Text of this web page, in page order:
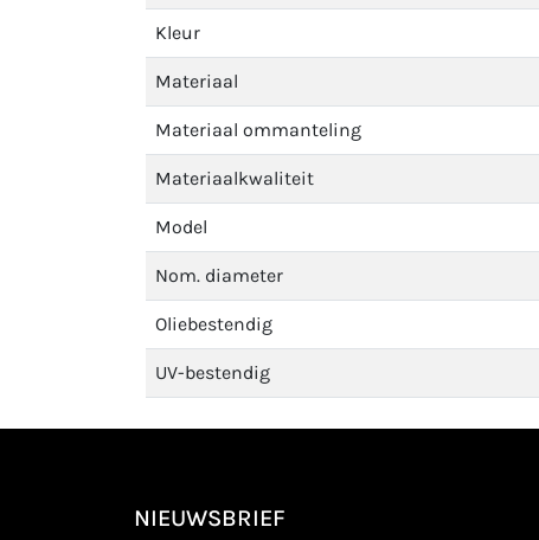
Kleur
Materiaal
Materiaal ommanteling
Materiaalkwaliteit
Model
Nom. diameter
Oliebestendig
UV-bestendig
NIEUWSBRIEF